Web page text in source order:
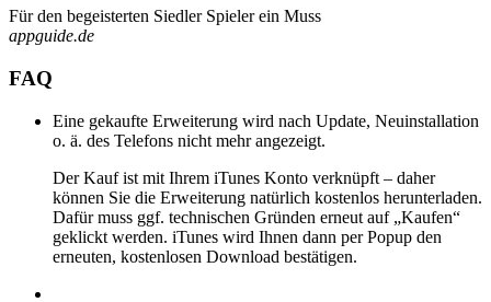
Für den begeisterten Siedler Spieler ein Muss
appguide.de
FAQ
Eine gekaufte Erweiterung wird nach Update, Neuinstallation
o. ä. des Telefons nicht mehr angezeigt.
Der Kauf ist mit Ihrem iTunes Konto verknüpft – daher
können Sie die Erweiterung natürlich kostenlos herunterladen.
Dafür muss ggf. technischen Gründen erneut auf „Kaufen“
geklickt werden. iTunes wird Ihnen dann per Popup den
erneuten, kostenlosen Download bestätigen.